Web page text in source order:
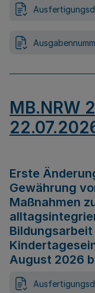
MB.NRW
Erste
Gewährung
Maßnahmen
Bildungsarbeit
August 2026